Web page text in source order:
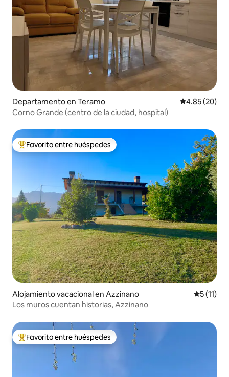
Departamento en Teramo Calificación
4.85 (20)
Corno Grande (centro de la ciudad, hospital)
De los mejores en Favorito entre huéspedes
Favorito entre huéspedes
Alojamiento vacacional en Azzinano
5 (11)
Los muros cuentan historias, Azzinano
De los mejores en Favorito entre huéspedes
Favorito entre huéspedes